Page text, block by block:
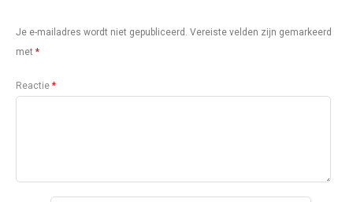
Je e-mailadres wordt niet gepubliceerd. Vereiste velden zijn gemarkeerd
met *
Reactie *